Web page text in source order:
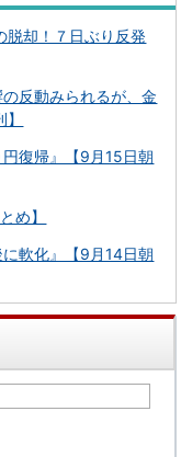
脱却！７日ぶり反発
反動みられるが、金
復帰』【9月15日朝
め】
軟化』【9月14日朝